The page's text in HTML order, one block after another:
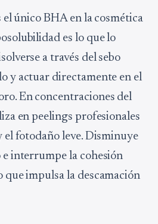
único BHA en la cosmética
es lo que lo
a través del sebo
y actuar directamente en el
En concentraciones del
en peelings profesionales
el fotodaño leve. Disminuye
e interrumpe la cohesión
impulsa la descamación